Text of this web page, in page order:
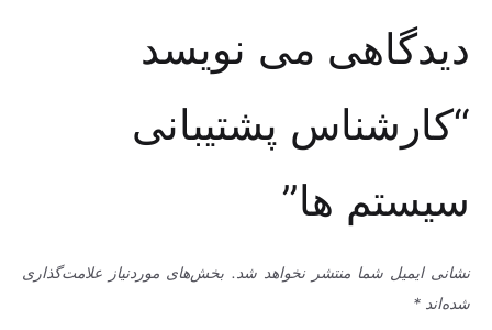
دیدگاهی می نویسد
“کارشناس پشتیبانی
سیستم ها”
نشانی ایمیل شما منتشر نخواهد شد. بخش‌های موردنیاز علامت‌گذاری
شده‌اند *